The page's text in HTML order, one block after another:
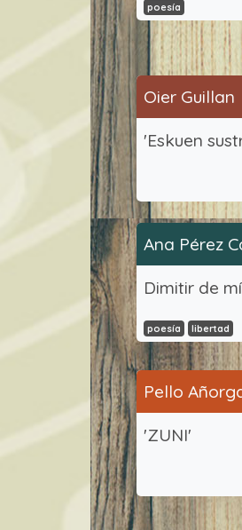
poesía
Oier Guillan
'Eskuen
Ana Pérez
Dimitir de
poesía libertad
Pello
'ZUNI'